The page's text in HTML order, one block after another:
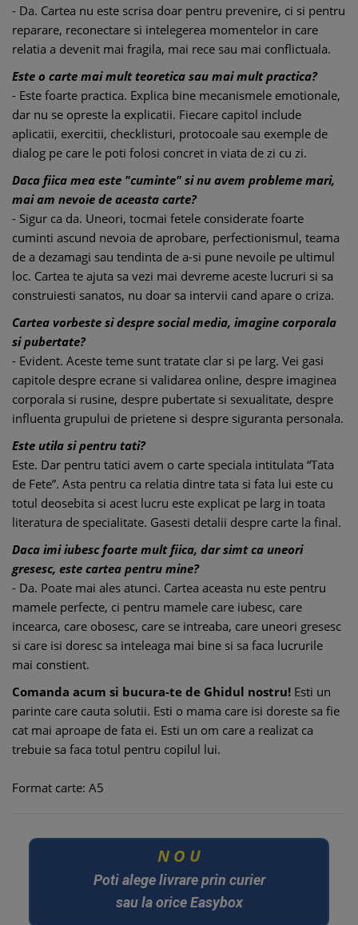
- Da. Cartea nu este scrisa doar pentru prevenire, ci si pentru
reparare, reconectare si intelegerea momentelor in care
relatia a devenit mai fragila, mai rece sau mai conflictuala.
Este o carte mai mult teoretica sau mai mult practica?
- Este foarte practica. Explica bine mecanismele emotionale,
dar nu se opreste la explicatii. Fiecare capitol include
aplicatii, exercitii, checklisturi, protocoale sau exemple de
dialog pe care le poti folosi concret in viata de zi cu zi.
Daca fiica mea este "cuminte" si nu avem probleme mari,
mai am nevoie de aceasta carte?
- Sigur ca da. Uneori, tocmai fetele considerate foarte
cuminti ascund nevoia de aprobare, perfectionismul, teama
de a dezamagi sau tendinta de a-si pune nevoile pe ultimul
loc. Cartea te ajuta sa vezi mai devreme aceste lucruri si sa
construiesti sanatos, nu doar sa intervii cand apare o criza.
Cartea vorbeste si despre social media, imagine corporala
si pubertate?
- Evident. Aceste teme sunt tratate clar si pe larg. Vei gasi
capitole despre ecrane si validarea online, despre imaginea
corporala si rusine, despre pubertate si sexualitate, despre
influenta grupului de prietene si despre siguranta personala.
Este utila si pentru tati?
Este. Dar pentru tatici avem o carte speciala intitulata “Tata
de Fete”. Asta pentru ca relatia dintre tata si fata lui este cu
totul deosebita si acest lucru este explicat pe larg in toata
literatura de specialitate. Gasesti detalii despre carte la final.
Daca imi iubesc foarte mult fiica, dar simt ca uneori
gresesc, este cartea pentru mine?
- Da. Poate mai ales atunci. Cartea aceasta nu este pentru
mamele perfecte, ci pentru mamele care iubesc, care
incearca, care obosesc, care se intreaba, care uneori gresesc
si care isi doresc sa inteleaga mai bine si sa faca lucrurile
mai constient.
Comanda acum si bucura-te de Ghidul nostru! Esti un
parinte care cauta solutii. Esti o mama care isi doreste sa fie
cat mai aproape de fata ei. Esti un om care a realizat ca
trebuie sa faca totul pentru copilul lui.
Format carte: A5
N O U
Poti alege livrare prin curier
sau la orice Easybox